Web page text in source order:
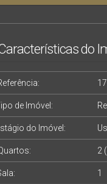
do
de Imóvel:
do Imóvel:
2
1